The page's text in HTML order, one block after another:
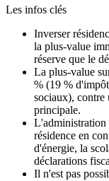
Les infos clés
Inverser
la plus-value
réserve que le
La plus-value
% (19 %
sociaux), contre
principale.
L'administration
résidence en
d'énergie, la
déclarations
Il n'est pas